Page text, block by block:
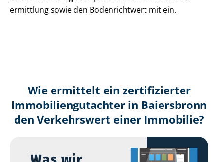
ermitt­lung sowie den Bodenrichtwert mit ein.
Wie ermittelt ein zertifizierter
Immobilien­gutachter in Baiersbronn
den Verkehrswert einer Immobilie?